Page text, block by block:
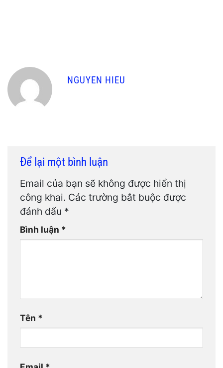
NGUYEN HIEU
Để lại một bình luận
Email của bạn sẽ không được hiển thị
công khai. Các trường bắt buộc được
đánh dấu *
Bình luận *
Tên *